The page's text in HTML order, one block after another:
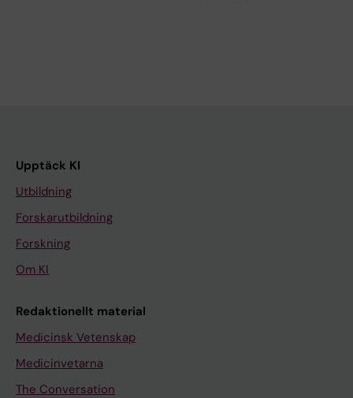
Upptäck KI
Utbildning
Forskarutbildning
Forskning
Om KI
Redaktionellt material
Medicinsk Vetenskap
Medicinvetarna
The Conversation